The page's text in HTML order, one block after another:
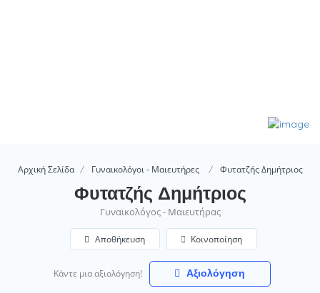
Αρχική Σελίδα Γυναικολόγοι - Μαιευτήρες Φυτατζής Δημήτριος
Φυτατζής Δημήτριος
Γυναικολόγος - Μαιευτήρας
Αποθήκευση Κοινοποίηση
Κάντε μια αξιολόγηση! Αξιολόγηση